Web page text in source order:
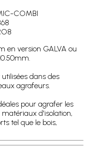
COMBI
en version GALVA ou
dans des
agrafeurs.
pour agrafer les
matériaux d'isolation,
tel que le bois,